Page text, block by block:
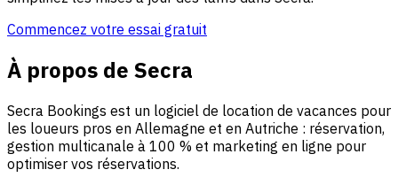
Commencez votre essai gratuit
À propos de Secra
Secra Bookings est un logiciel de location de vacances pour
les loueurs pros en Allemagne et en Autriche : réservation,
gestion multicanale à 100 % et marketing en ligne pour
optimiser vos réservations.